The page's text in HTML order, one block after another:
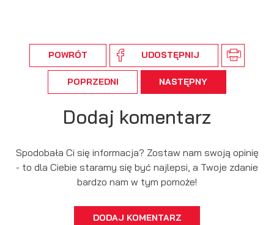
POWRÓT UDOSTĘPNIJ
POPRZEDNI NASTĘPNY
Dodaj komentarz
Spodobała Ci się informacja? Zostaw nam swoją opinię
- to dla Ciebie staramy się być najlepsi, a Twoje zdanie
bardzo nam w tym pomoże!
DODAJ KOMENTARZ